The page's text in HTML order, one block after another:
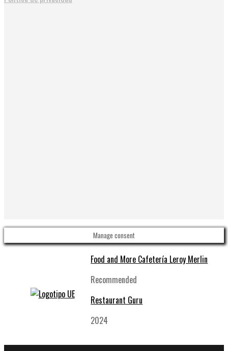
Manage consent
Food and More Cafetería Leroy Merlin
Recommended
Restaurant Guru
2024